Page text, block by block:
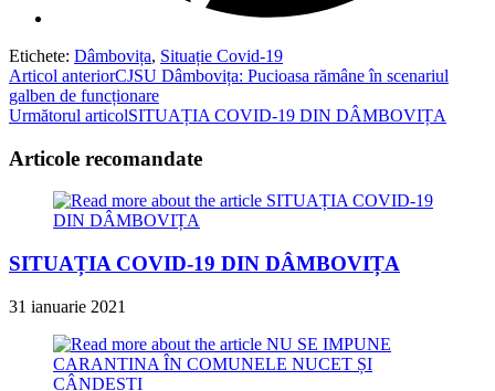
Etichete: Dâmbovița, Situație Covid-19
Read
more
Articol anteriorCJSU Dâmbovița: Pucioasa rămâne în scenariul
galben de funcționare
Următorul articolSITUAȚIA COVID-19 DIN DÂMBOVIȚA
Articole recomandate
SITUAȚIA COVID-19 DIN DÂMBOVIȚA
31 ianuarie 2021